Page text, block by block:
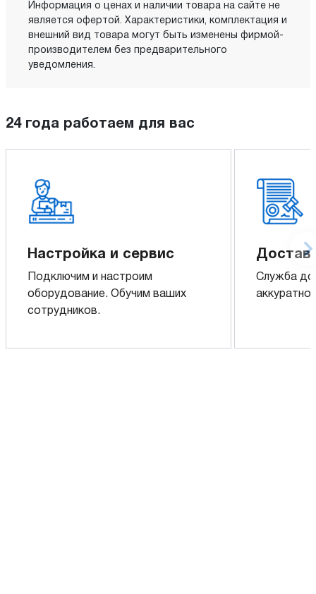
Информация о ценах и наличии товара на сайте не
является офертой. Характеристики, комплектация и
внешний вид товара могут быть изменены фирмой-
производителем без предварительного
уведомления.
24 года работаем для вас
Настройка и сервис
Подключим и настроим
оборудование. Обучим ваших
сотрудников.
Служба
аккуратно